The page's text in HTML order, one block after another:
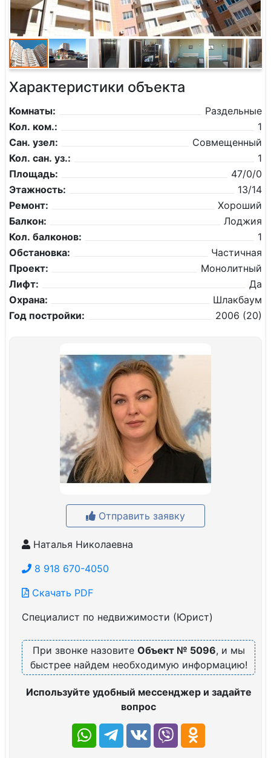
Характеристики объекта
Комнаты:
Раздельные
Кол. ком.:
1
Сан. узел:
Совмещенный
Кол. сан. уз.:
1
Площадь:
47/0/0
Этажность:
13/14
Ремонт:
Хороший
Балкон:
Лоджия
Кол. балконов:
1
Обстановка:
Частичная
Проект:
Монолитный
Лифт:
Да
Охрана:
Шлакбаум
Год постройки:
2006 (20)
Отправить заявку
Наталья Николаевна
8 918 670-4050
Скачать PDF
Специалист по недвижимости (Юрист)
При звонке назовите Объект № 5096, и мы
быстрее найдем необходимую информацию!
Используйте удобный мессенджер и задайте
вопрос